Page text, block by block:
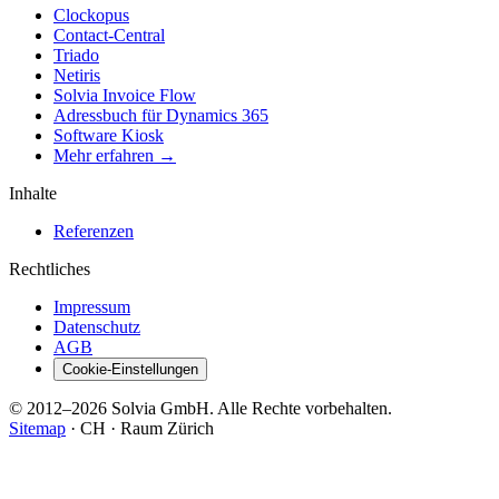
Clockopus
Contact-Central
Triado
Netiris
Solvia Invoice Flow
Adressbuch für Dynamics 365
Software Kiosk
Mehr erfahren →
Inhalte
Referenzen
Rechtliches
Impressum
Datenschutz
AGB
Cookie-Einstellungen
© 2012–2026 Solvia GmbH. Alle Rechte vorbehalten.
Sitemap · CH · Raum Zürich